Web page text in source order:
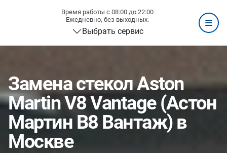
Время работы с 08:00 до 22:00
Ежедневно, без выходных.
Выбрать сервис
Замена стекол Aston
Martin V8 Vantage (Астон
Мартин В8 Вантаж) в
Москве